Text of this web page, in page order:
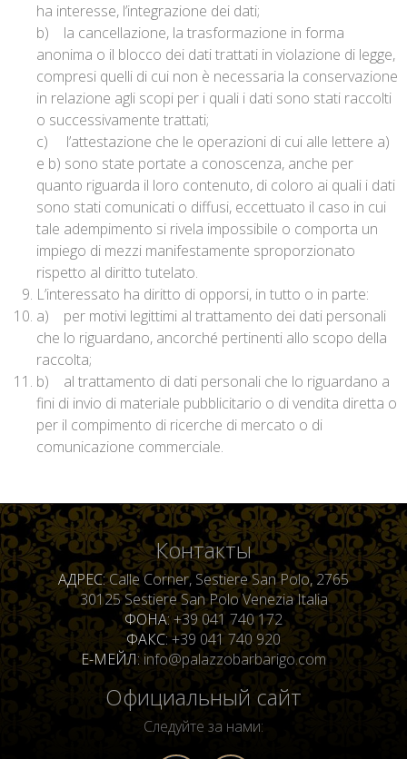
ha interesse, l’integrazione dei dati;
b) la cancellazione, la trasformazione in forma
anonima o il blocco dei dati trattati in violazione di legge,
compresi quelli di cui non è necessaria la conservazione
in relazione agli scopi per i quali i dati sono stati raccolti
o successivamente trattati;
c) l’attestazione che le operazioni di cui alle lettere a)
e b) sono state portate a conoscenza, anche per
quanto riguarda il loro contenuto, di coloro ai quali i dati
sono stati comunicati o diffusi, eccettuato il caso in cui
tale adempimento si rivela impossibile o comporta un
impiego di mezzi manifestamente sproporzionato
rispetto al diritto tutelato.
L’interessato ha diritto di opporsi, in tutto o in parte:
a) per motivi legittimi al trattamento dei dati personali
che lo riguardano, ancorché pertinenti allo scopo della
raccolta;
b) al trattamento di dati personali che lo riguardano a
fini di invio di materiale pubblicitario o di vendita diretta o
per il compimento di ricerche di mercato o di
comunicazione commerciale.
Контакты
АДРЕС Calle Corner, Sestiere San Polo, 2765
30125 Sestiere San Polo Venezia Italia
ФОНА +39 041 740 172
ФАКС +39 041 740 920
Е-МЕЙЛ info@palazzobarbarigo.com
Официальный сайт
Следуйте за нами: